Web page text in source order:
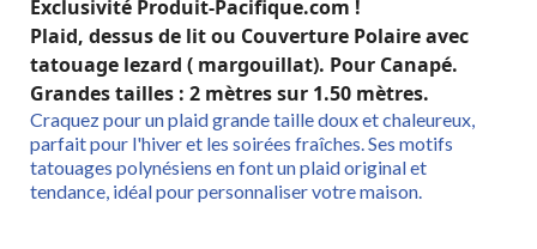
Exclusivité Produit-Pacifique.com !
Plaid, dessus de lit ou Couverture Polaire avec
tatouage lezard ( margouillat). Pour Canapé.
Grandes tailles : 2 mètres sur 1.50 mètres.
Craquez pour un plaid grande taille doux et chaleureux,
parfait pour l'hiver et les soirées fraîches. Ses motifs
tatouages ​​polynésiens en font un plaid original et
tendance, idéal pour personnaliser votre maison.